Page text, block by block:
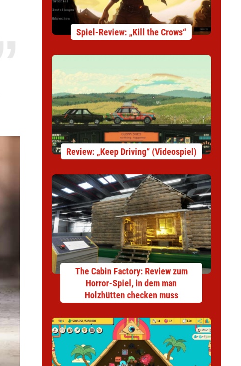
Spiel-Review: „Kill the Crows“
Review: „Keep Driving“ (Videospiel)
The Cabin Factory: Review zum
Horror-Spiel, in dem man
Holzhütten checken muss